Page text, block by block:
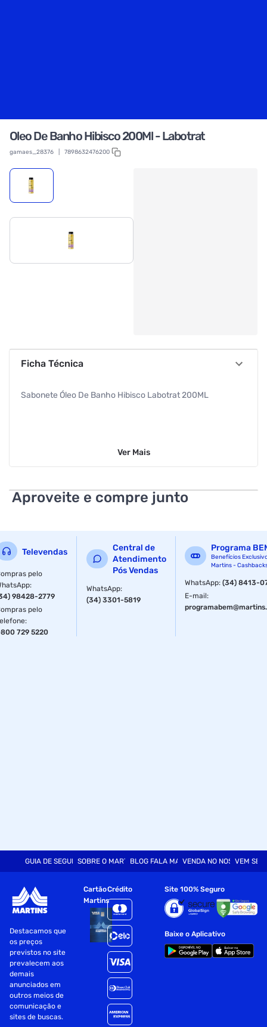
Oleo De Banho Hibisco 200Ml - Labotrat
gamaes_28376 7898632476200
Ficha Técnica
Sabonete Óleo De Banho Hibisco Labotrat 200ML
Ver Mais
Aproveite e compre junto
Televendas
pelo
:
98428-2779
pelo
:
729 5220
Central de
Atendimento
Pós Vendas
WhatsApp:
(34) 3301-5819
Programa
Benefícios
Martins -
WhatsApp:(34) 8413-
E-mail:
GUIA DE SEGURANÇASOBRE O MARTINSBLOG FALA MARTVENDA NO NOSSO SITE
VEM SER
Destacamos que
os preços
previstos no site
prevalecem aos
demais
anunciados em
outros meios de
comunicação e
sites de buscas.
Cartão
Martins
Crédito Site 100% Seguro
Baixe o Aplicativo